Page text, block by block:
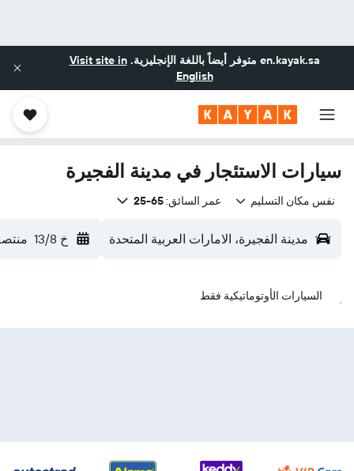
en.kayak.sa متوفر أيضاً باللغة الإنجليزية.Visit site in
English
سيارات الاستئجار في مدينة الفجيرة
نفس مكان التسليم عمر السائق:65-25
مدينة الفجيرة، الامارات العربية المتحدة خ 13/8
السيارات الأوتوماتيكية فقط